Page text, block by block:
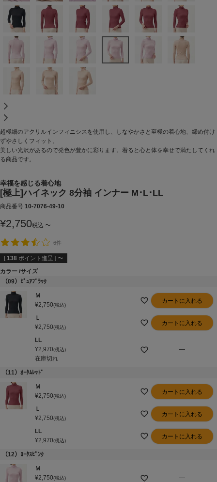
超極細のアクリルインフィニシスを使用し、しなやかさと至極の着心地、締め付け
ずやさしくフィット。
美しい光沢があるので発色が豊かに彩ります。着ると心と体を幸せで満たしてくれ
る商品です。
幸福を感じる着心地
[極上]ハイネック 8分袖 インナー M･L･LL
商品番号 10-7076-49-10
¥2,750税込 〜
6件
[ 138 ポイント進呈 ] 〜
カラー サイズ
（09）ﾋﾟｭｱﾌﾞﾗｯｸ
Ｍ
¥2,750 税込
カートに入れる
Ｌ
¥2,750 税込
カートに入れる
LL
¥2,970 税込
在庫切れ
—
（11）ｵｰﾀﾑﾚｯﾄﾞ
Ｍ
¥2,750 税込
カートに入れる
Ｌ
¥2,750 税込
カートに入れる
LL
¥2,970 税込
カートに入れる
（12）ﾛｰﾀｽﾋﾟﾝｸ
Ｍ
¥2,750 税込 —